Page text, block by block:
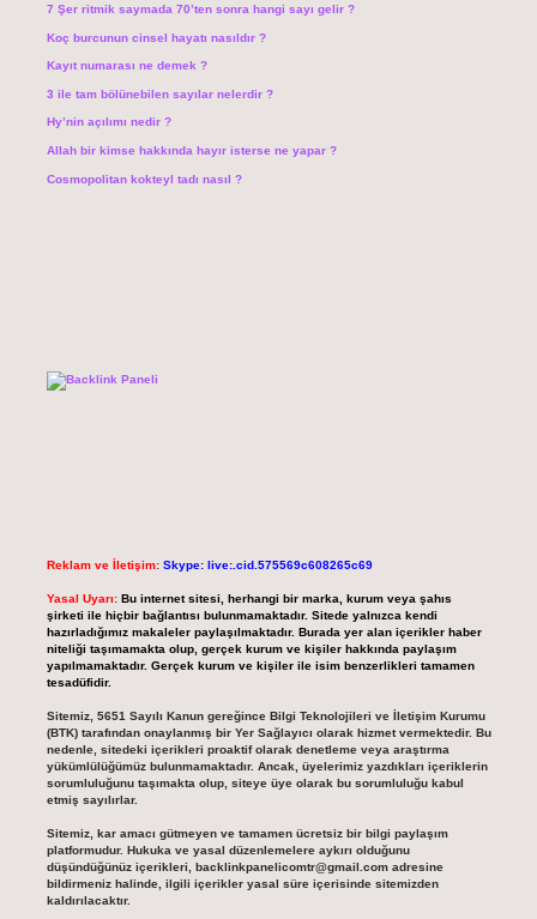
7 Şer ritmik saymada 70’ten sonra hangi sayı gelir ?
Koç burcunun cinsel hayatı nasıldır ?
Kayıt numarası ne demek ?
3 ile tam bölünebilen sayılar nelerdir ?
Hy’nin açılımı nedir ?
Allah bir kimse hakkında hayır isterse ne yapar ?
Cosmopolitan kokteyl tadı nasıl ?
Reklam ve İletişim: Skype: live:.cid.575569c608265c69
Yasal Uyarı: Bu internet sitesi, herhangi bir marka, kurum veya şahıs
şirketi ile hiçbir bağlantısı bulunmamaktadır. Sitede yalnızca kendi
hazırladığımız makaleler paylaşılmaktadır. Burada yer alan içerikler haber
niteliği taşımamakta olup, gerçek kurum ve kişiler hakkında paylaşım
yapılmamaktadır. Gerçek kurum ve kişiler ile isim benzerlikleri tamamen
tesadüfidir.
Sitemiz, 5651 Sayılı Kanun gereğince Bilgi Teknolojileri ve İletişim Kurumu
(BTK) tarafından onaylanmış bir Yer Sağlayıcı olarak hizmet vermektedir. Bu
nedenle, sitedeki içerikleri proaktif olarak denetleme veya araştırma
yükümlülüğümüz bulunmamaktadır. Ancak, üyelerimiz yazdıkları içeriklerin
sorumluluğunu taşımakta olup, siteye üye olarak bu sorumluluğu kabul
etmiş sayılırlar.
Sitemiz, kar amacı gütmeyen ve tamamen ücretsiz bir bilgi paylaşım
platformudur. Hukuka ve yasal düzenlemelere aykırı olduğunu
düşündüğünüz içerikleri, backlinkpanelicomtr@gmail.comadresine
bildirmeniz halinde, ilgili içerikler yasal süre içerisinde sitemizden
kaldırılacaktır.